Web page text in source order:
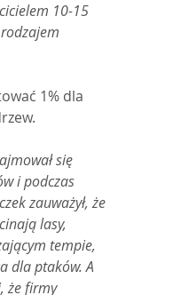
10-15
1% dla
się
i podczas
zauważył, że
lasy,
tempie,
dla ptaków. A
że firmy